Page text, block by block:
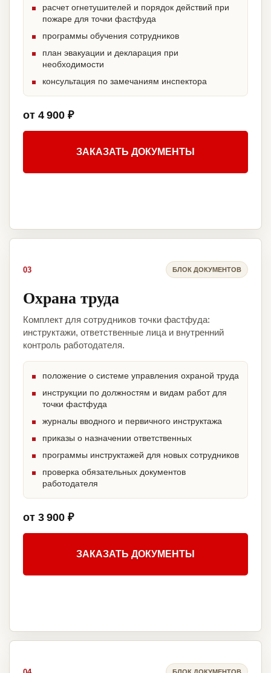
расчет огнетушителей и порядок действий при
пожаре для точки фастфуда
программы обучения сотрудников
план эвакуации и декларация при
необходимости
консультация по замечаниям инспектора
от 4 900 ₽
ЗАКАЗАТЬ ДОКУМЕНТЫ
03 БЛОК ДОКУМЕНТОВ
Охрана труда
Комплект для сотрудников точки фастфуда:
инструктажи, ответственные лица и внутренний
контроль работодателя.
положение о системе управления охраной труда
инструкции по должностям и видам работ для
точки фастфуда
журналы вводного и первичного инструктажа
приказы о назначении ответственных
программы инструктажей для новых сотрудников
проверка обязательных документов
работодателя
от 3 900 ₽
ЗАКАЗАТЬ ДОКУМЕНТЫ
БЛОК ДОКУМЕНТОВ